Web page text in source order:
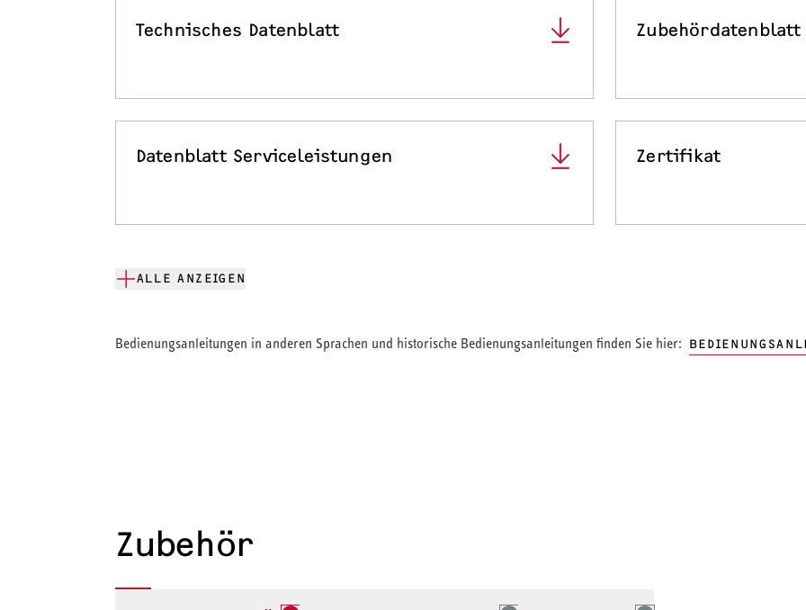
Technisches Datenblatt Zubehördatenblatt
Datenblatt Serviceleistungen Zertifikat
ALLE ANZEIGEN
Bedienungsanleitungen in anderen Sprachen und historische Bedienungsanleitungen finden Sie hier:
Zubehör